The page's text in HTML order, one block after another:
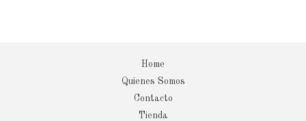
Home
Quienes Somos
Contacto
Tienda